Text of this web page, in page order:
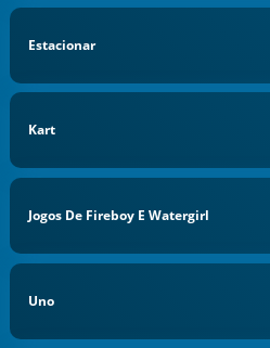
Estacionar
Kart
Jogos De Fireboy E Watergirl
Uno